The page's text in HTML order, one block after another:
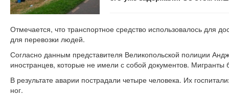
Отмечается, что транспортное средство использовалось для
для перевозки людей.
Согласно данным представителя Великопольской полиции
иностранцев, которые не имели с собой документов.
В результате аварии пострадали четыре человека. Их
ног.